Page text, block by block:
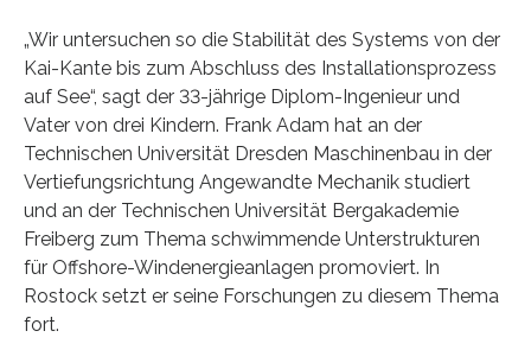
„Wir untersuchen so die Stabilität des Systems von der
Kai-Kante bis zum Abschluss des Installationsprozess
auf See“, sagt der 33-jährige Diplom-Ingenieur und
Vater von drei Kindern. Frank Adam hat an der
Technischen Universität Dresden Maschinenbau in der
Vertiefungsrichtung Angewandte Mechanik studiert
und an der Technischen Universität Bergakademie
Freiberg zum Thema schwimmende Unterstrukturen
für Offshore-Windenergieanlagen promoviert. In
Rostock setzt er seine Forschungen zu diesem Thema
fort.